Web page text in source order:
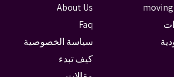
About Us
Faq
سياسة الخصوصية
كيف تبدء